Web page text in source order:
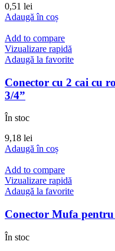
0,51 lei
Adaugă în coș
Add to compare
Vizualizare rapidă
Adaugă la favorite
Conector cu 2 cai cu
3/4”
În stoc
9,18 lei
Adaugă în coș
Add to compare
Vizualizare rapidă
Adaugă la favorite
Conector Mufa
În stoc